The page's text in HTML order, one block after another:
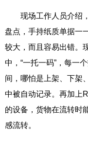
现场工作人员介绍，
盘点，手持纸质单据一
较大，而且容易出错。
中，“一托一码”，每一
间，哪怕是上架、下架
中被自动记录。再加上
的设备，货物在流转时
感流转。